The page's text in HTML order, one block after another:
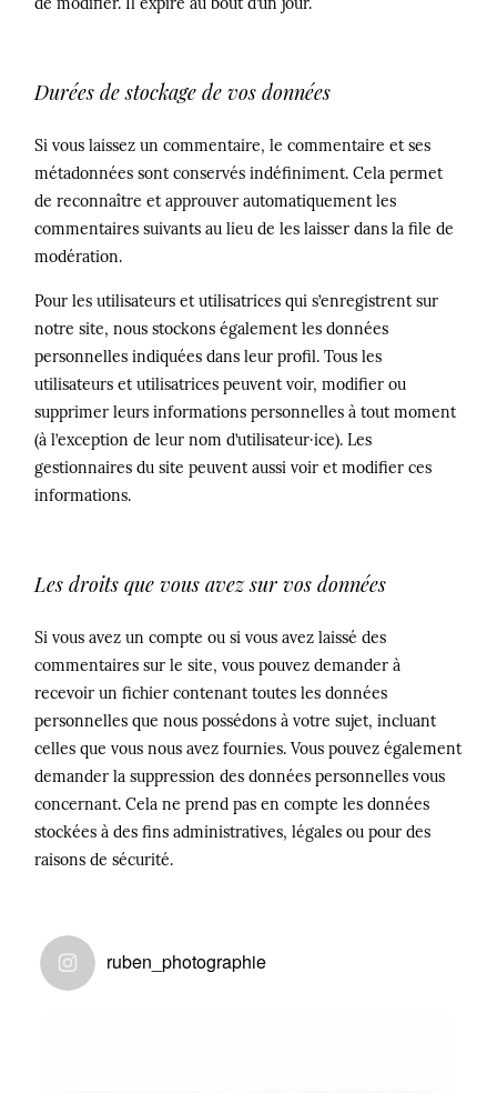
Durées de stockage de vos données
Si vous laissez un commentaire, le commentaire et ses
métadonnées sont conservés indéfiniment. Cela permet
de reconnaître et approuver automatiquement les
commentaires suivants au lieu de les laisser dans la file de
modération.
Pour les utilisateurs et utilisatrices qui s’enregistrent sur
notre site, nous stockons également les données
personnelles indiquées dans leur profil. Tous les
utilisateurs et utilisatrices peuvent voir, modifier ou
supprimer leurs informations personnelles à tout moment
(à l’exception de leur nom d’utilisateur·ice). Les
gestionnaires du site peuvent aussi voir et modifier ces
informations.
Les droits que vous avez sur vos données
Si vous avez un compte ou si vous avez laissé des
commentaires sur le site, vous pouvez demander à
recevoir un fichier contenant toutes les données
personnelles que nous possédons à votre sujet, incluant
celles que vous nous avez fournies. Vous pouvez également
demander la suppression des données personnelles vous
concernant. Cela ne prend pas en compte les données
stockées à des fins administratives, légales ou pour des
raisons de sécurité.
ruben_photographie